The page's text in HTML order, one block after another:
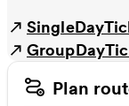
Plan